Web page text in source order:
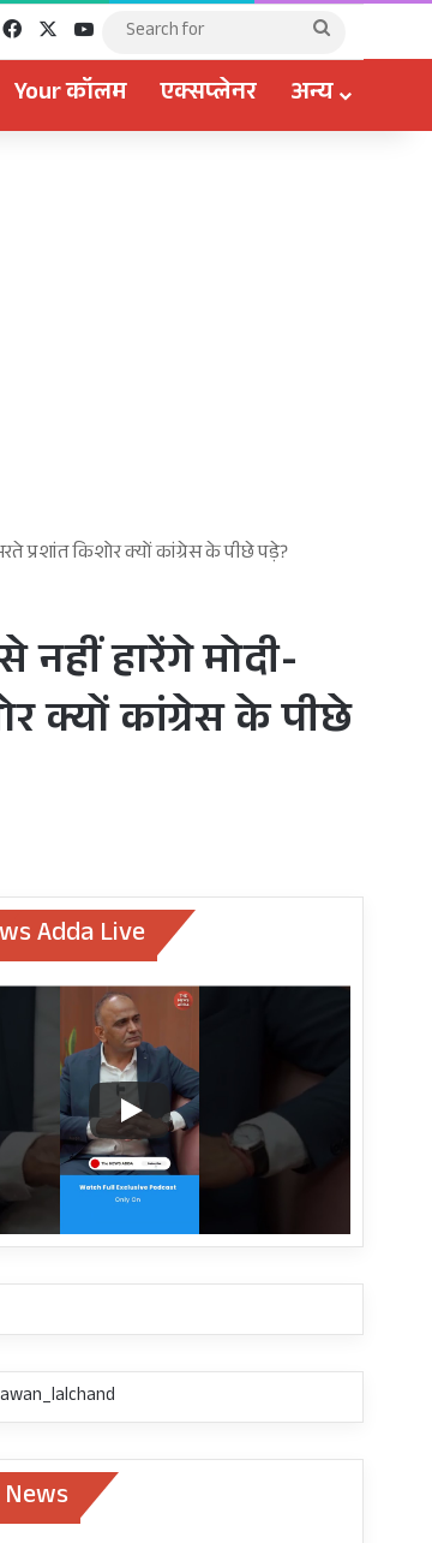
FacebookYouTube
Search
Your कॉलम एक्सप्लेनर अन्य
प्रशांत किशोर क्यों कांग्रेस के पीछे पड़े?
नहीं हारेंगे मोदी-
क्यों कांग्रेस के पीछे
Adda Live